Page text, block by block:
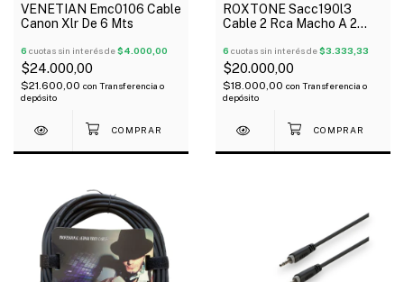
VENETIAN Emc0106 Cable
Canon Xlr De 6 Mts
6 cuotas sin interés de$4.000,00
$24.000,00
$21.600,00 con Transferencia o
depósito
ROXTONE Sacc190l3
Cable 2 Rca Macho A 2
6 cuotas sin interés de$3.333,33
$20.000,00
$18.000,00 con Transferencia o
depósito